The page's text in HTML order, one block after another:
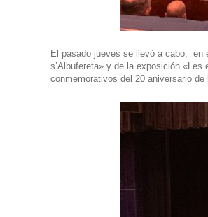
El pasado jueves se llevó a cabo, en
s’Albufereta» y de la exposición
conmemorativos del 20 aniversario de